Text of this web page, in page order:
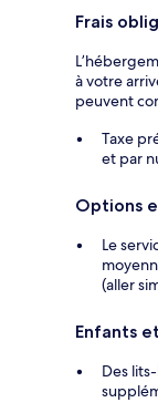
Frais
à votre
peuvent
Taxe
et par
Options
Le
(aller
Enfants
Des